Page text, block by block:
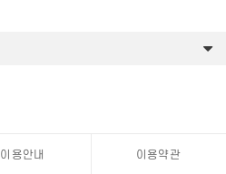
이용안내 이용약관